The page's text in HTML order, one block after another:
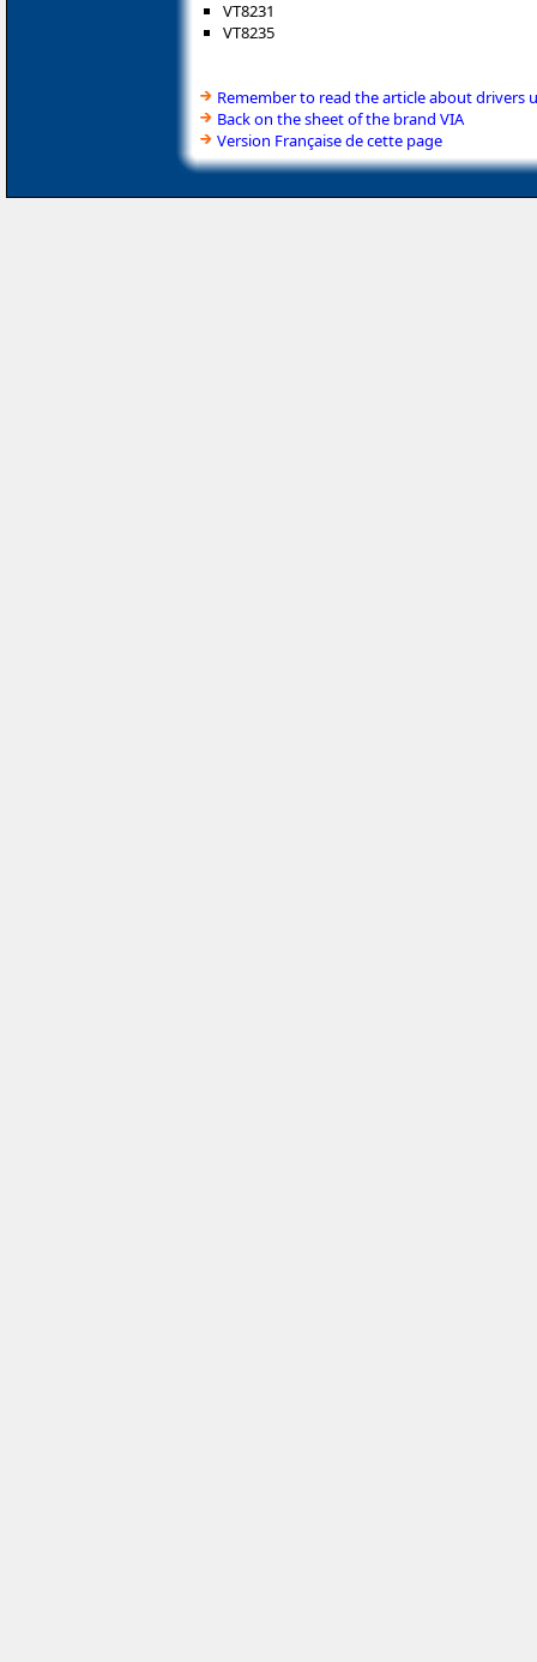
VT8231
VT8235
Remember to read the article about drivers
Back on the sheet of the brand VIA
Version Française de cette page